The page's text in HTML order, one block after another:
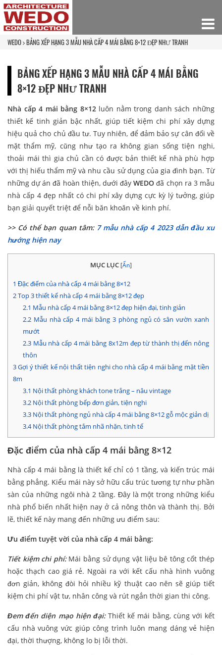
WEDO BẢNG XẾP HẠNG 3 MẪU NHÀ CẤP 4 MÁI BẰNG 8×12 ĐẸP NHƯ TRANH
BẢNG XẾP HẠNG 3 MẪU NHÀ CẤP 4 MÁI BẰNG
8×12 ĐẸP NHƯ TRANH
Nhà cấp 4 mái bằng 8×12 luôn nằm trong danh sách những
thiết kế tinh giản bậc nhất, giúp tiết kiệm chi phí xây dựng
hiệu quả cho chủ đầu tư. Tuy nhiên, để đảm bảo sự cân đối về
mặt thẩm mỹ, cũng như tạo ra không gian sống tiện nghi,
thoải mái thì gia chủ cần có được bản thiết kế nhà phù hợp
với thị hiếu thẩm mỹ và nhu cầu sử dụng của gia đình bạn. Từ
những dự án đã hoàn thiện, dưới đâyWEDO đã chọn ra 3 mẫu
nhà cấp 4 đẹp nhất có chi phí xây dựng cực kỳ lý tưởng, giúp
bạn giải quyết triệt để nỗi băn khoăn về kinh phí.
>> Có thể bạn quan tâm: 7 mẫu nhà cấp 4 2023 dẫn đầu xu
hướng hiện nay
MỤC LỤC [Ẩn]
1 Đặc điểm của nhà cấp 4 mái bằng 8×12
2Top 3 thiết kế nhà cấp 4 mái bằng 8×12 đẹp
2.1 Mẫu nhà cấp 4 mái bằng 8×12 đẹp hiện đại, tinh giản
2.2Mẫu nhà cấp 4 mái bằng 3 phòng ngủ có sân vườn xanh
mướt
2.3Mẫu nhà cấp 4 mái bằng 8x12m đẹp từ thành thị đến nông
thôn
3Gợi ý thiết kế nội thất tiện nghi cho nhà cấp 4 mái bằng mặt tiền
8m
3.1 Nội thất phòng khách tone trắng – nâu vintage
3.2Nội thất phòng bếp đơn giản, tiện nghi
3.3Nội thất phòng ngủ nhà cấp 4 mái bằng 8×12 gỗ mộc giản dị
3.4Nội thất phòng tắm nhã nhặn, tinh tế
Đặc điểm của nhà cấp 4 mái bằng 8×12
Nhà cấp 4 mái bằng là thiết kế chỉ có 1 tầng, và kiến trúc mái
bằng phẳng. Kiểu mái này sở hữu cấu trúc tương tự như phần
sàn của những ngôi nhà 2 tầng. Đây là một trong những kiểu
nhà phổ biến nhất hiện nay ở cả nông thôn và thành thị. Bởi
lẽ, thiết kế này mang đến những ưu điểm sau:
Ưu điểm tuyệt vời của nhà cấp 4 mái bằng:
Tiết kiệm chi phí: Mái bằng sử dụng vật liệu bê tông cốt thép
hoặc thạch cao giá rẻ. Ngoài ra với kết cấu nhà hình vuông
đơn giản, không đòi hỏi nhiều kỹ thuật cao nên sẽ giúp tiết
kiệm chi phí vật tư, nhân công và rút ngắn thời gian thi công.
Đem đến diện mạo hiện đại:Thiết kế mái bằng, cùng với kết
cấu nhà vuông vức giúp công trình luôn mang dáng vẻ hiện
đại, thời thượng, không lo bị lỗi thời.